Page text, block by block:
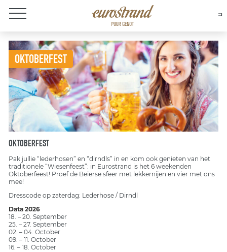
Over Eurostrand
OKTOBERFEST
OKTOBERFEST
Pak jullie “lederhosen” en “dirndls” in en kom ook genieten van het
traditionele “Wiesenfeest”: in Eurostrand is het 6 weekenden
Oktoberfeest! Proef de Beierse sfeer met lekkernijen en vier met ons
mee!
Dresscode op zaterdag: Lederhose / Dirndl
Data 2026
18. – 20. September
25. – 27. September
02. – 04. October
09. – 11. October
16. – 18. October